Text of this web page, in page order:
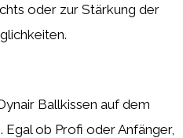
oder zur Stärkung der
Ballkissen auf dem
ob Profi oder Anfänger,